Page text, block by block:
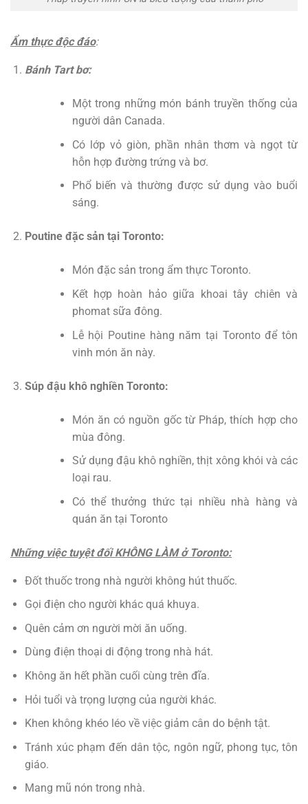
Ẩm thực độc đáo:
Bánh Tart bơ:
Một trong những món bánh truyền thống của
người dân Canada.
Có lớp vỏ giòn, phần nhân thơm và ngọt từ
hỗn hợp đường trứng và bơ.
Phổ biến và thường được sử dụng vào buổi
sáng.
Poutine đặc sản tại Toronto:
Món đặc sản trong ẩm thực Toronto.
Kết hợp hoàn hảo giữa khoai tây chiên và
phomat sữa đông.
Lễ hội Poutine hàng năm tại Toronto để tôn
vinh món ăn này.
Súp đậu khô nghiền Toronto:
Món ăn có nguồn gốc từ Pháp, thích hợp cho
mùa đông.
Sử dụng đậu khô nghiền, thịt xông khói và các
loại rau.
Có thể thưởng thức tại nhiều nhà hàng và
quán ăn tại Toronto
Những việc tuyệt đối KHÔNG LÀM ở Toronto:
Đốt thuốc trong nhà người không hút thuốc.
Gọi điện cho người khác quá khuya.
Quên cảm ơn người mời ăn uống.
Dùng điện thoại di động trong nhà hát.
Không ăn hết phần cuối cùng trên đĩa.
Hỏi tuổi và trọng lượng của người khác.
Khen không khéo léo về việc giảm cân do bệnh tật.
Tránh xúc phạm đến dân tộc, ngôn ngữ, phong tục, tôn
giáo.
Mang mũ nón trong nhà.